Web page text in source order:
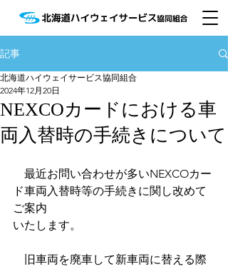
記事
NEXCOカードにおける車
両入替時の手続きについて
北海道ハイウェイサービス協同組合
2024年12月20日
最近お問い合わせが多いNEXCOカー
ド車両入替時等の手続きに関し改めて
ご案内
いたします。
旧車両を廃車して新車両に替える際